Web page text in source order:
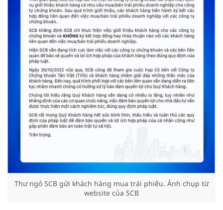
Thư ngỏ SCB gửi khách hàng mua trái phiếu. Ảnh chụp từ
website của SCB